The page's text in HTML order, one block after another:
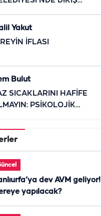
Yakut
İFLASI
Bulut
SICAKLARINI HAFİFE
PSİKOLOJİK
dev AVM geliyor!
yapılacak?